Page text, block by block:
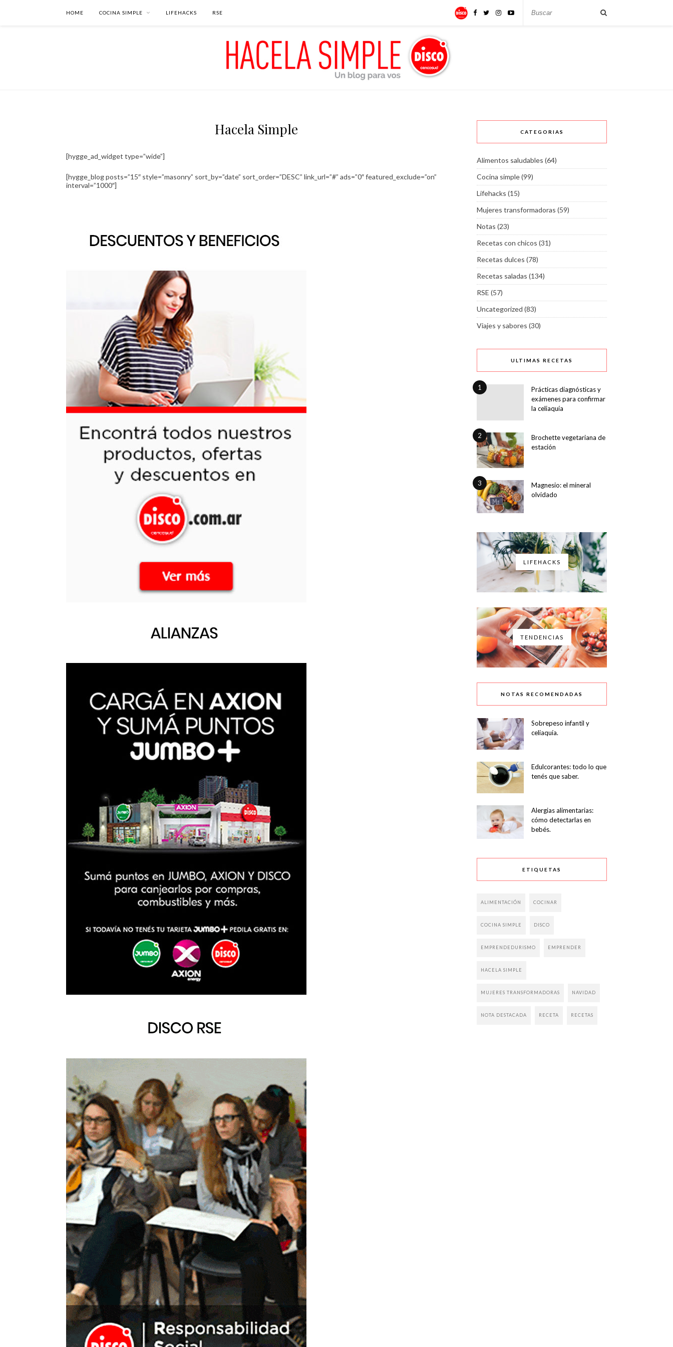
HOME COCINA SIMPLE LIFEHACKS RSE
Hacela Simple
[hygge_ad_widget type=”wide”]
[hygge_blog posts=”15″ style=”masonry” sort_by=”date” sort_order=”DESC” link_url=”#” ads=”0″ featured_exclude=”on”
interval=”1000″]
CATEGORIAS
Alimentos saludables (64)
Cocina simple(99)
Lifehacks (15)
Mujeres transformadoras (59)
Notas (23)
Recetas con chicos (31)
Recetas dulces (78)
Recetas saladas (134)
RSE (57)
Uncategorized (83)
Viajes y sabores (30)
ULTIMAS RECETAS
1
Prácticas diagnósticas y
exámenes para confirmar
la celiaquía
2
Brochette vegetariana de
estación
3
Magnesio: el mineral
olvidado
LIFEHACKS
TENDENCIAS
NOTAS RECOMENDADAS
Sobrepeso infantil y
celiaquía.
Edulcorantes: todo lo que
tenés que saber.
Alergias alimentarias:
cómo detectarlas en
bebés.
ETIQUETAS
ALIMENTACIÓN COCINAR
COCINA SIMPLE DISCO
EMPRENDEDURISMO EMPRENDER
HACELA SIMPLE
MUJERES TRANSFORMADORAS NAVIDAD
NOTA DESTACADA RECETA RECETAS